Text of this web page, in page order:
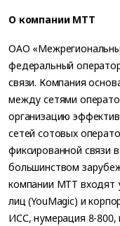
О компании МТТ
ОАО
федеральный
связи. Компания
между сетями
организацию
сетей сотовых
фиксированной связи
большинством
компании МТТ входят
лиц (YouMagic) и
ИСС, нумерация 8-800,